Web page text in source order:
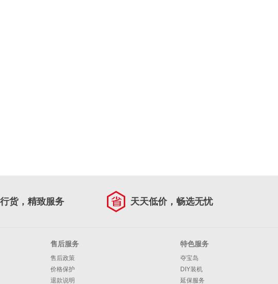
货，精致服务 天天低价，畅选无忧
售后服务
售后政策
价格保护
退款说明
特色服务
夺宝岛
DIY装机
延保服务